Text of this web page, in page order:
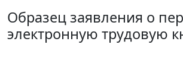
Образец заявления о
электронную трудовую